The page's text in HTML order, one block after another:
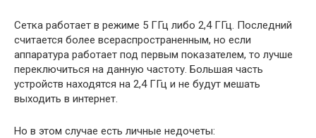
Сетка работает в режиме 5 ГГц либо 2,4 ГГц. Последний
считается более всераспространенным, но если
аппаратура работает под первым показателем, то лучше
переключиться на данную частоту. Большая часть
устройств находятся на 2,4 ГГц и не будут мешать
выходить в интернет.
Но в этом случае есть личные недочеты: